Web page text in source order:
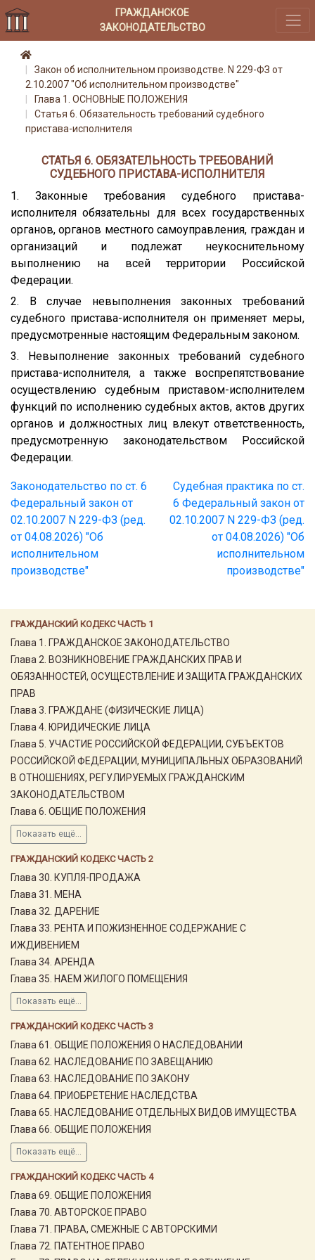
ГРАЖДАНСКОЕ
ЗАКОНОДАТЕЛЬСТВО
ГРАЖДАНСКИЙ КОДЕКС ЧАСТЬ 1
Глава 1. ГРАЖДАНСКОЕ ЗАКОНОДАТЕЛЬСТВО
Глава 2. ВОЗНИКНОВЕНИЕ ГРАЖДАНСКИХ ПРАВ И
ОБЯЗАННОСТЕЙ, ОСУЩЕСТВЛЕНИЕ И ЗАЩИТА ГРАЖДАНСКИХ
ПРАВ
Глава 3. ГРАЖДАНЕ (ФИЗИЧЕСКИЕ ЛИЦА)
Глава 4. ЮРИДИЧЕСКИЕ ЛИЦА
Глава 5. УЧАСТИЕ РОССИЙСКОЙ ФЕДЕРАЦИИ, СУБЪЕКТОВ
РОССИЙСКОЙ ФЕДЕРАЦИИ, МУНИЦИПАЛЬНЫХ ОБРАЗОВАНИЙ
В ОТНОШЕНИЯХ, РЕГУЛИРУЕМЫХ ГРАЖДАНСКИМ
ЗАКОНОДАТЕЛЬСТВОМ
Глава 6. ОБЩИЕ ПОЛОЖЕНИЯ
Показать ещё...
ГРАЖДАНСКИЙ КОДЕКС ЧАСТЬ 2
Глава 30. КУПЛЯ-ПРОДАЖА
Глава 31. МЕНА
Глава 32. ДАРЕНИЕ
Глава 33. РЕНТА И ПОЖИЗНЕННОЕ СОДЕРЖАНИЕ С
ИЖДИВЕНИЕМ
Глава 34. АРЕНДА
Глава 35. НАЕМ ЖИЛОГО ПОМЕЩЕНИЯ
Показать ещё...
ГРАЖДАНСКИЙ КОДЕКС ЧАСТЬ 3
Глава 61. ОБЩИЕ ПОЛОЖЕНИЯ О НАСЛЕДОВАНИИ
Глава 62. НАСЛЕДОВАНИЕ ПО ЗАВЕЩАНИЮ
Глава 63. НАСЛЕДОВАНИЕ ПО ЗАКОНУ
Глава 64. ПРИОБРЕТЕНИЕ НАСЛЕДСТВА
Глава 65. НАСЛЕДОВАНИЕ ОТДЕЛЬНЫХ ВИДОВ ИМУЩЕСТВА
Глава 66. ОБЩИЕ ПОЛОЖЕНИЯ
Показать ещё...
ГРАЖДАНСКИЙ КОДЕКС ЧАСТЬ 4
Глава 69. ОБЩИЕ ПОЛОЖЕНИЯ
Глава 70. АВТОРСКОЕ ПРАВО
Глава 71. ПРАВА, СМЕЖНЫЕ С АВТОРСКИМИ
Глава 72. ПАТЕНТНОЕ ПРАВО
Закон об исполнительном производстве. N 229-ФЗ от
2.10.2007 "Об исполнительном производстве"
Глава 1. ОСНОВНЫЕ ПОЛОЖЕНИЯ
Статья 6. Обязательность требований судебного
пристава-исполнителя
СТАТЬЯ 6. ОБЯЗАТЕЛЬНОСТЬ ТРЕБОВАНИЙ
СУДЕБНОГО ПРИСТАВА-ИСПОЛНИТЕЛЯ
1. Законные требования судебного пристава-
исполнителя обязательны для всех государственных
органов, органов местного самоуправления, граждан и
организаций и подлежат неукоснительному
выполнению на всей территории Российской
Федерации.
2. В случае невыполнения законных требований
судебного пристава-исполнителя он применяет меры,
предусмотренные настоящим Федеральным законом.
3. Невыполнение законных требований судебного
пристава-исполнителя, а также воспрепятствование
осуществлению судебным приставом-исполнителем
функций по исполнению судебных актов, актов других
органов и должностных лиц влекут ответственность,
предусмотренную законодательством Российской
Федерации.
Законодательство по ст. 6
Федеральный закон от
02.10.2007 N 229-ФЗ (ред.
от 04.08.2026) "Об
исполнительном
производстве"
Судебная практика по ст.
6 Федеральный закон от
02.10.2007 N 229-ФЗ (ред.
от 04.08.2026) "Об
исполнительном
производстве"